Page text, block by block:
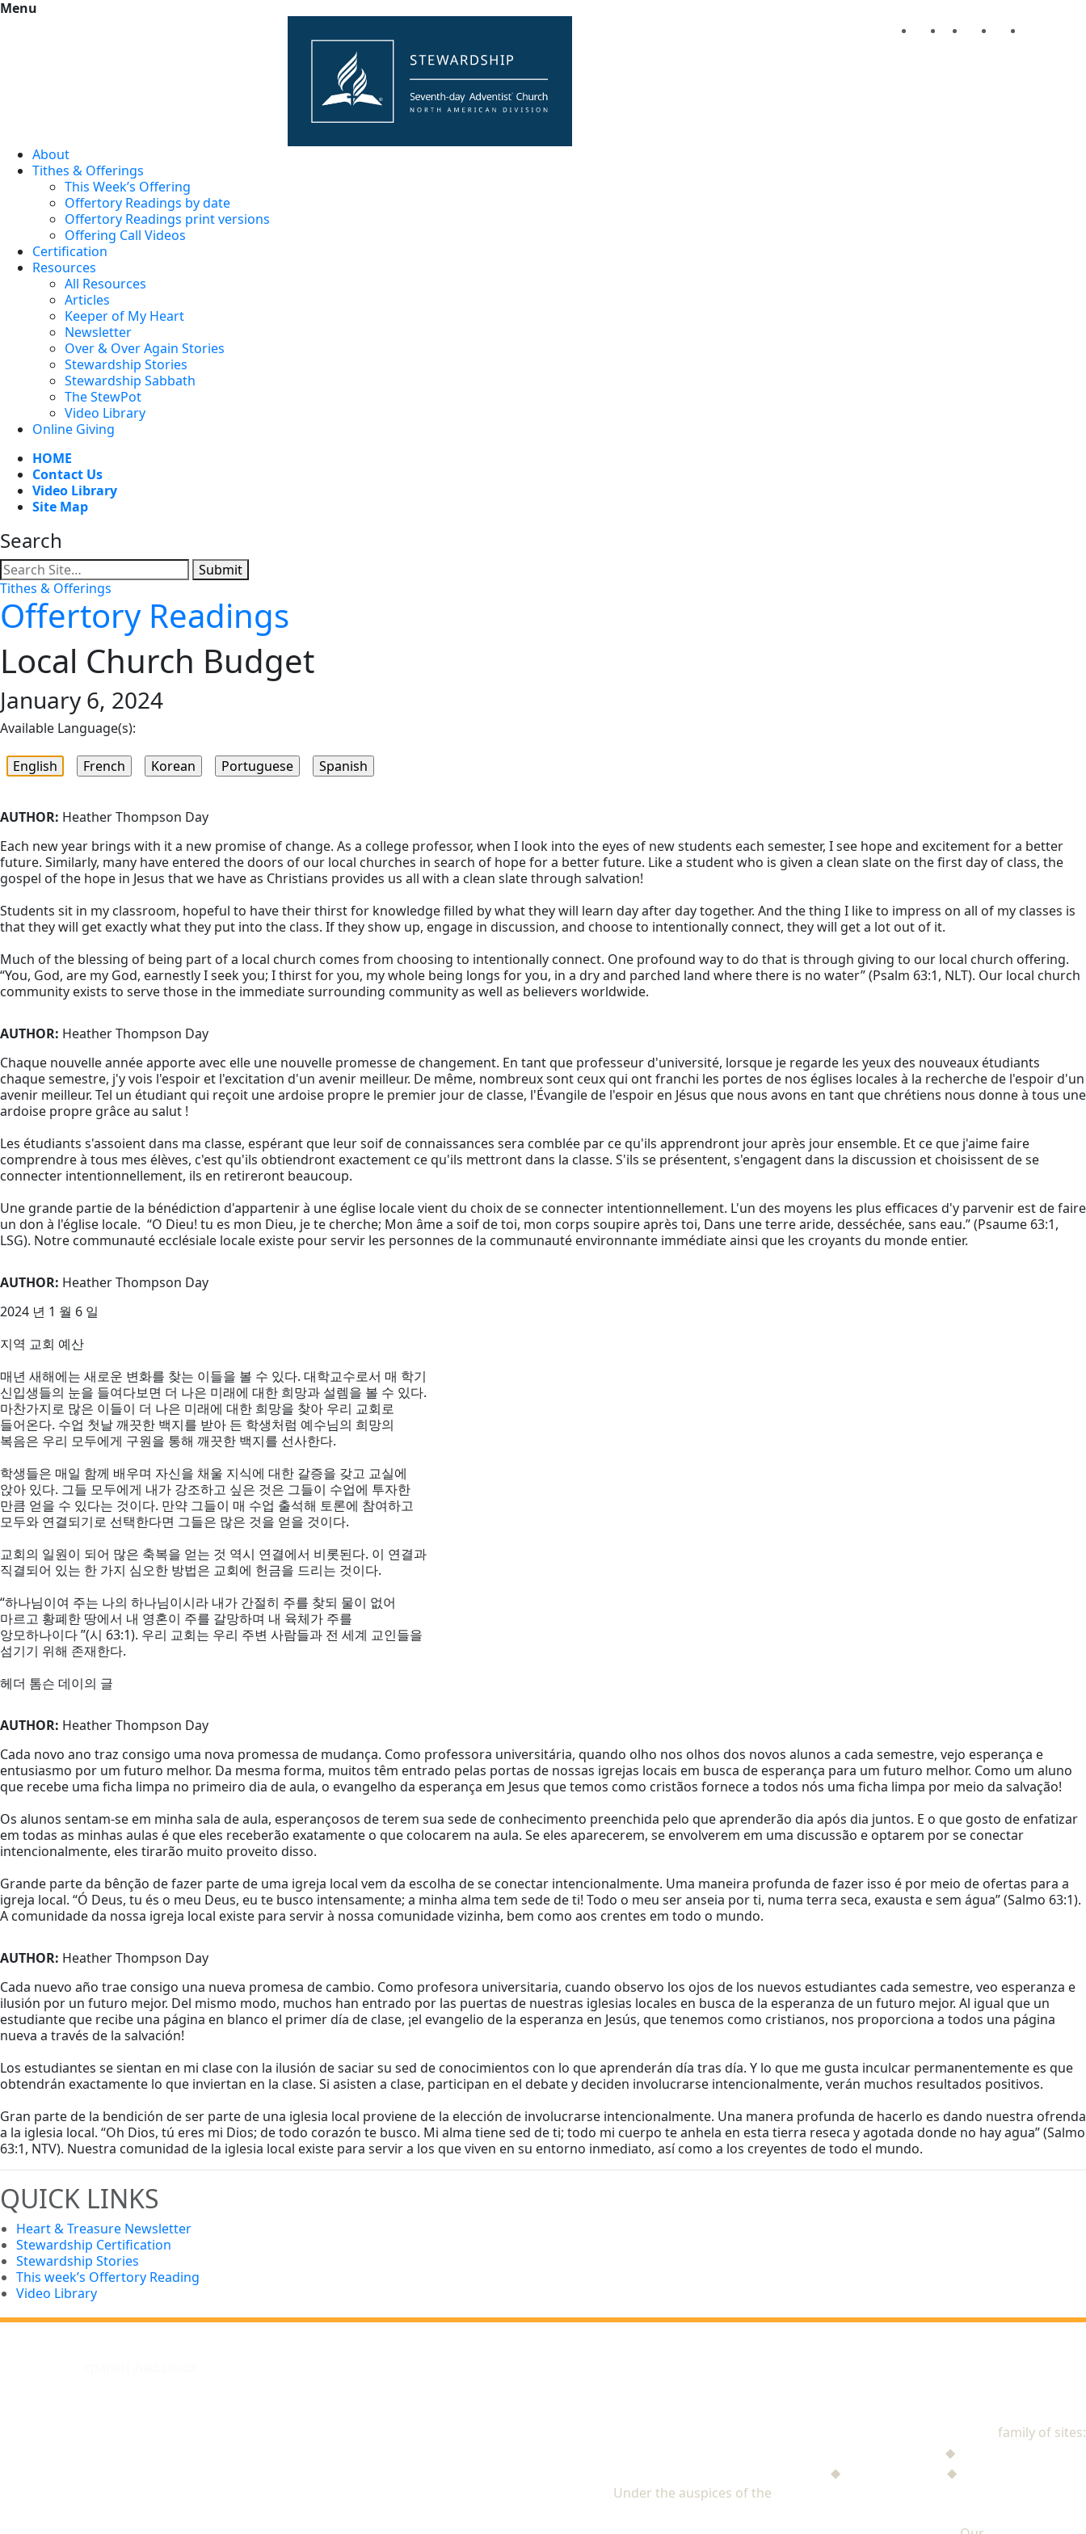
Menu
About
Tithes & Offerings
This Week’s Offering
Offertory Readings by date
Offertory Readings print versions
Offering Call Videos
Certification
Resources
All Resources
Articles
Keeper of My Heart
Newsletter
Over & Over Again Stories
Stewardship Stories
Stewardship Sabbath
The StewPot
Video Library
Online Giving
HOME
Contact Us
Video Library
Site Map
Search
Submit
Tithes & Offerings
Offertory Readings
Local Church Budget
January 6, 2024
Available Language(s):
AUTHOR: Heather Thompson Day
Each new year brings with it a new promise of change. As a college professor, when I look into the eyes of new students each semester, I see hope and excitement for a better
future. Similarly, many have entered the doors of our local churches in search of hope for a better future. Like a student who is given a clean slate on the first day of class, the
gospel of the hope in Jesus that we have as Christians provides us all with a clean slate through salvation!
Students sit in my classroom, hopeful to have their thirst for knowledge filled by what they will learn day after day together. And the thing I like to impress on all of my classes is
that they will get exactly what they put into the class. If they show up, engage in discussion, and choose to intentionally connect, they will get a lot out of it.
Much of the blessing of being part of a local church comes from choosing to intentionally connect. One profound way to do that is through giving to our local church offering.
“You, God, are my God, earnestly I seek you; I thirst for you, my whole being longs for you, in a dry and parched land where there is no water” (Psalm 63:1, NLT). Our local church
community exists to serve those in the immediate surrounding community as well as believers worldwide.
AUTHOR: Heather Thompson Day
Chaque nouvelle année apporte avec elle une nouvelle promesse de changement. En tant que professeur d'université, lorsque je regarde les yeux des nouveaux étudiants
chaque semestre, j'y vois l'espoir et l'excitation d'un avenir meilleur. De même, nombreux sont ceux qui ont franchi les portes de nos églises locales à la recherche de l'espoir d'un
avenir meilleur. Tel un étudiant qui reçoit une ardoise propre le premier jour de classe, l'Évangile de l'espoir en Jésus que nous avons en tant que chrétiens nous donne à tous une
ardoise propre grâce au salut !
Les étudiants s'assoient dans ma classe, espérant que leur soif de connaissances sera comblée par ce qu'ils apprendront jour après jour ensemble. Et ce que j'aime faire
comprendre à tous mes élèves, c'est qu'ils obtiendront exactement ce qu'ils mettront dans la classe. S'ils se présentent, s'engagent dans la discussion et choisissent de se
connecter intentionnellement, ils en retireront beaucoup.
Une grande partie de la bénédiction d'appartenir à une église locale vient du choix de se connecter intentionnellement. L'un des moyens les plus efficaces d'y parvenir est de faire
un don à l'église locale. “O Dieu! tu es mon Dieu, je te cherche; Mon âme a soif de toi, mon corps soupire après toi, Dans une terre aride, desséchée, sans eau.” (Psaume 63:1,
LSG). Notre communauté ecclésiale locale existe pour servir les personnes de la communauté environnante immédiate ainsi que les croyants du monde entier.
AUTHOR: Heather Thompson Day
2024 년 1 월 6 일
지역 교회 예산
매년 새해에는 새로운 변화를 찾는 이들을 볼 수 있다. 대학교수로서 매 학기
신입생들의 눈을 들여다보면 더 나은 미래에 대한 희망과 설렘을 볼 수 있다.
마찬가지로 많은 이들이 더 나은 미래에 대한 희망을 찾아 우리 교회로
들어온다. 수업 첫날 깨끗한 백지를 받아 든 학생처럼 예수님의 희망의
복음은 우리 모두에게 구원을 통해 깨끗한 백지를 선사한다.
학생들은 매일 함께 배우며 자신을 채울 지식에 대한 갈증을 갖고 교실에
앉아 있다. 그들 모두에게 내가 강조하고 싶은 것은 그들이 수업에 투자한
만큼 얻을 수 있다는 것이다. 만약 그들이 매 수업 출석해 토론에 참여하고
모두와 연결되기로 선택한다면 그들은 많은 것을 얻을 것이다.
교회의 일원이 되어 많은 축복을 얻는 것 역시 연결에서 비롯된다. 이 연결과
직결되어 있는 한 가지 심오한 방법은 교회에 헌금을 드리는 것이다.
“하나님이여 주는 나의 하나님이시라 내가 간절히 주를 찾되 물이 없어
마르고 황폐한 땅에서 내 영혼이 주를 갈망하며 내 육체가 주를
앙모하나이다 ”(시 63:1). 우리 교회는 우리 주변 사람들과 전 세계 교인들을
섬기기 위해 존재한다.
헤더 톰슨 데이의 글
AUTHOR: Heather Thompson Day
Cada novo ano traz consigo uma nova promessa de mudança. Como professora universitária, quando olho nos olhos dos novos alunos a cada semestre, vejo esperança e
entusiasmo por um futuro melhor. Da mesma forma, muitos têm entrado pelas portas de nossas igrejas locais em busca de esperança para um futuro melhor. Como um aluno
que recebe uma ficha limpa no primeiro dia de aula, o evangelho da esperança em Jesus que temos como cristãos fornece a todos nós uma ficha limpa por meio da salvação!
Os alunos sentam-se em minha sala de aula, esperançosos de terem sua sede de conhecimento preenchida pelo que aprenderão dia após dia juntos. E o que gosto de enfatizar
em todas as minhas aulas é que eles receberão exatamente o que colocarem na aula. Se eles aparecerem, se envolverem em uma discussão e optarem por se conectar
intencionalmente, eles tirarão muito proveito disso.
Grande parte da bênção de fazer parte de uma igreja local vem da escolha de se conectar intencionalmente. Uma maneira profunda de fazer isso é por meio de ofertas para a
igreja local. “Ó Deus, tu és o meu Deus, eu te busco intensamente; a minha alma tem sede de ti! Todo o meu ser anseia por ti, numa terra seca, exausta e sem água” (Salmo 63:1).
A comunidade da nossa igreja local existe para servir à nossa comunidade vizinha, bem como aos crentes em todo o mundo.
AUTHOR: Heather Thompson Day
Cada nuevo año trae consigo una nueva promesa de cambio. Como profesora universitaria, cuando observo los ojos de los nuevos estudiantes cada semestre, veo esperanza e
ilusión por un futuro mejor. Del mismo modo, muchos han entrado por las puertas de nuestras iglesias locales en busca de la esperanza de un futuro mejor. Al igual que un
estudiante que recibe una página en blanco el primer día de clase, ¡el evangelio de la esperanza en Jesús, que tenemos como cristianos, nos proporciona a todos una página
nueva a través de la salvación!
Los estudiantes se sientan en mi clase con la ilusión de saciar su sed de conocimientos con lo que aprenderán día tras día. Y lo que me gusta inculcar permanentemente es que
obtendrán exactamente lo que inviertan en la clase. Si asisten a clase, participan en el debate y deciden involucrarse intencionalmente, verán muchos resultados positivos.
Gran parte de la bendición de ser parte de una iglesia local proviene de la elección de involucrarse intencionalmente. Una manera profunda de hacerlo es dando nuestra ofrenda
a la iglesia local. “Oh Dios, tú eres mi Dios; de todo corazón te busco. Mi alma tiene sed de ti; todo mi cuerpo te anhela en esta tierra reseca y agotada donde no hay agua” (Salmo
63:1, NTV). Nuestra comunidad de la iglesia local existe para servir a los que viven en su entorno inmediato, así como a los creyentes de todo el mundo.
QUICK LINKS
Heart & Treasure Newsletter
Stewardship Certification
Stewardship Stories
This week’s Offertory Reading
Video Library
family of sites:
◆
◆ ◆
Under the auspices of the